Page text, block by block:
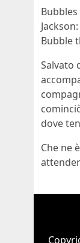
Bubble
Salvato
dove
Che ne